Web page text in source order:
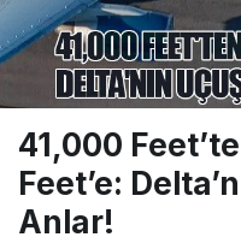
41,000
Feet’e:
Anlar!